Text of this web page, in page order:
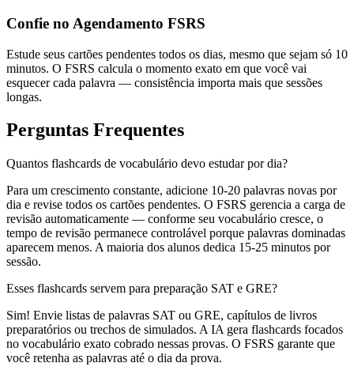
Confie no Agendamento FSRS
Estude seus cartões pendentes todos os dias, mesmo que sejam só 10
minutos. O FSRS calcula o momento exato em que você vai
esquecer cada palavra — consistência importa mais que sessões
longas.
Perguntas Frequentes
Quantos flashcards de vocabulário devo estudar por dia?
Para um crescimento constante, adicione 10-20 palavras novas por
dia e revise todos os cartões pendentes. O FSRS gerencia a carga de
revisão automaticamente — conforme seu vocabulário cresce, o
tempo de revisão permanece controlável porque palavras dominadas
aparecem menos. A maioria dos alunos dedica 15-25 minutos por
sessão.
Esses flashcards servem para preparação SAT e GRE?
Sim! Envie listas de palavras SAT ou GRE, capítulos de livros
preparatórios ou trechos de simulados. A IA gera flashcards focados
no vocabulário exato cobrado nessas provas. O FSRS garante que
você retenha as palavras até o dia da prova.